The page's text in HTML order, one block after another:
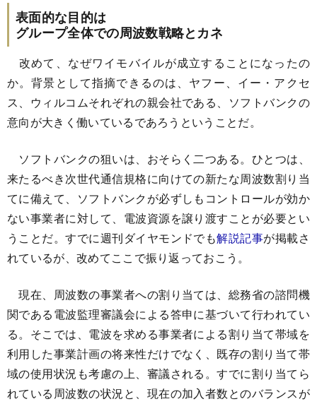
表面的な目的は
グループ全体での周波数戦略とカネ
改めて、なぜワイモバイルが成立することになったの
か。背景として指摘できるのは、ヤフー、イー・アクセ
ス、ウィルコムそれぞれの親会社である、ソフトバンクの
意向が大きく働いているであろうということだ。
ソフトバンクの狙いは、おそらく二つある。ひとつは、
来たるべき次世代通信規格に向けての新たな周波数割り当
てに備えて、ソフトバンクが必ずしもコントロールが効か
ない事業者に対して、電波資源を譲り渡すことが必要とい
うことだ。すでに週刊ダイヤモンドでも解説記事が掲載さ
れているが、改めてここで振り返っておこう。
現在、周波数の事業者への割り当ては、総務省の諮問機
関である電波監理審議会による答申に基づいて行われてい
る。そこでは、電波を求める事業者による割り当て帯域を
利用した事業計画の将来性だけでなく、既存の割り当て帯
域の使用状況も考慮の上、審議される。すでに割り当てら
れている周波数の状況と、現在の加入者数とのバランスが